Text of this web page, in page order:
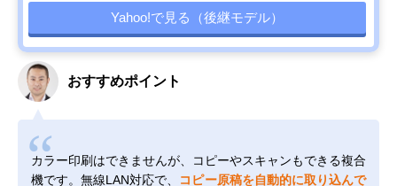
Yahoo!で見る（後継モデル）
おすすめポイント
カラー印刷はできませんが、コピーやスキャンもできる複合
機です。無線LAN対応で、 コピー原稿を自動的に取り込んで